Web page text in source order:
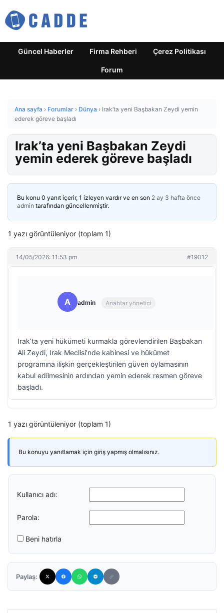
Güncel Haberler Firma Rehberi Çerez Politikası
Forum
Ana sayfa › Forumlar › Dünya › Irak’ta yeni Başbakan Zeydi yemin
ederek göreve başladı
Irak’ta yeni Başbakan Zeydi
yemin ederek göreve başladı
Bu konu 0 yanıt içerir, 1 izleyen vardır ve en son 2 ay 3 hafta önce
admin tarafından güncellenmiştir.
1 yazı görüntüleniyor (toplam 1)
14/05/2026: 11:53 pm #19012
A admin Anahtar yönetici
Irak’ta yeni hükümeti kurmakla görevlendirilen Başbakan
Ali Zeydi, Irak Meclisi’nde kabinesi ve hükümet
programına ilişkin gerçekleştirilen güven oylamasının
kabul edilmesinin ardından yemin ederek resmen göreve
başladı.
1 yazı görüntüleniyor (toplam 1)
Bu konuyu yanıtlamak için giriş yapmış olmalısınız.
Kullanıcı adı:
Parola:
Beni hatırla
Paylaş: